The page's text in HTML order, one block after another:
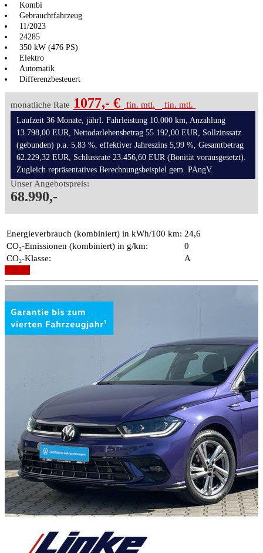
Kombi
Gebrauchtfahrzeug
11/2023
24285
350 kW (476 PS)
Elektro
Automatik
Differenzbesteuert
monatliche Rate 1077,- € fin. mtl. fin. mtl.
Laufzeit 36 Monate, jährl. Fahrleistung 10.000 km, Anzahlung
13.798,00 EUR, Nettodarlehensbetrag 55.192,00 EUR, Sollzinssatz
(gebunden) p.a. 5,83 %, effektiver Jahreszins 5,99 %, Gesamtbetrag
62.229,32 EUR, Schlussrate 23.456,60 EUR (Bonität vorausgesetzt).
Zugleich repräsentatives Berechnungsbeispiel gem. PAngV.
Unser Angebotspreis:
68.990,-
Energieverbrauch (kombiniert) in kWh/100 km: 24,6
CO₂-Emissionen (kombiniert) in g/km:
0
CO₂-Klasse:
A